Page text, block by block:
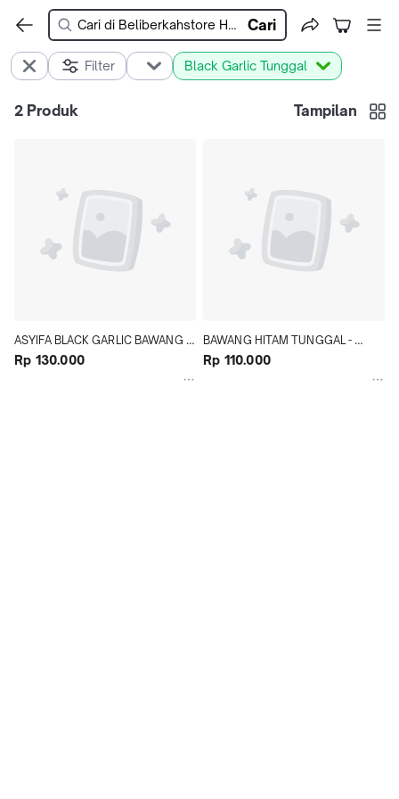
Cari
Filter Black Garlic Tunggal
2 Produk Tampilan
ASYIFA BLACK GARLIC BAWANG
TUNGGAL  Diabetes Kolesterol
Rp 130.000
BAWANG HITAM TUNGGAL -
BLACK GARLIC BAWANG HITAM
Rp 110.000